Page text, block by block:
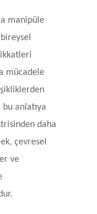
manipüle
mücadele
bu anlatıya
daha
çevresel
ve